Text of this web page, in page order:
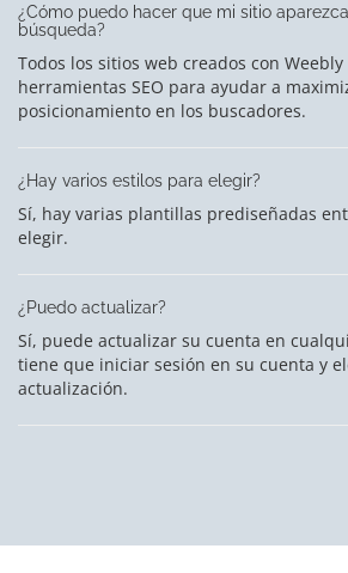
¿Cómo puedo hacer que mi sitio
búsqueda?
Todos los sitios web creados con
herramientas SEO para ayudar a
posicionamiento en los buscadores.
¿Hay varios estilos para elegir?
Sí, hay varias plantillas prediseñadas
elegir.
¿Puedo actualizar?
Sí, puede actualizar su cuenta en
tiene que iniciar sesión en su cuenta y
actualización.